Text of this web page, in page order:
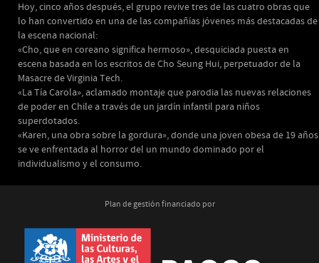
Hoy, cinco años después, el grupo revive tres de las cuatro obras que
lo han convertido en una de las compañías jóvenes más destacadas de
la escena nacional:
«Cho, que en coreano significa hermoso», desquiciada puesta en
escena basada en los escritos de Cho Seung Hui, perpetuador de la
Masacre de Virginia Tech.
«La Tía Carola», aclamado montaje que parodia las nuevas relaciones
de poder en Chile a través de un jardín infantil para niños
superdotados.
«Karen, una obra sobre la gordura», donde una joven obesa de 19 años
se ve enfrentada al horror del un mundo dominado por el
individualismo y el consumo.
Plan de gestión financiado por